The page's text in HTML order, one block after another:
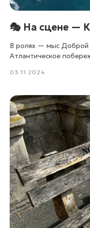
🎭 На сцене —
В ролях — мыс Доброй
Атлантическое
03.11.2024
Подпишитесь,
анонсы